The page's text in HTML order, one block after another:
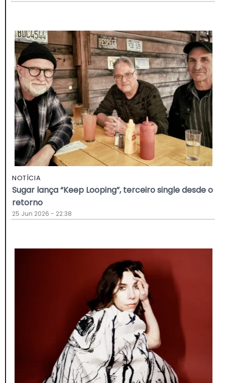
NOTÍCIA
Sugar lança “Keep Looping”, terceiro single desde o
retorno
25 Jun 2026 - 22:38